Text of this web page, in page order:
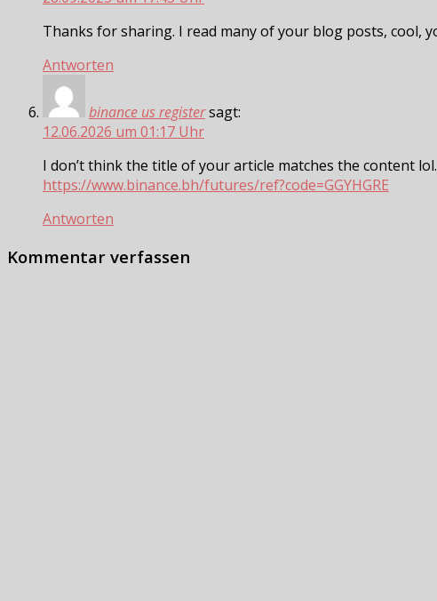
Thanks for sharing. I read many of your blog posts, cool,
Antworten
binance us registersagt:
12.06.2026 um 01:17 Uhr
I don’t think the title of your article matches the content
https://www.binance.bh/futures/ref?code=GGYHGRE
Antworten
Kommentar verfassen